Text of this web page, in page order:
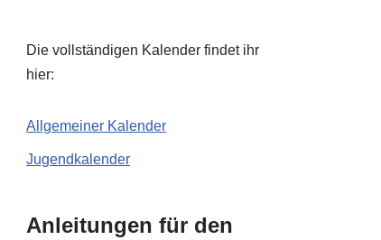
Die vollständigen Kalender findet ihr
hier:
Allgemeiner Kalender
Jugendkalender
Anleitungen für den